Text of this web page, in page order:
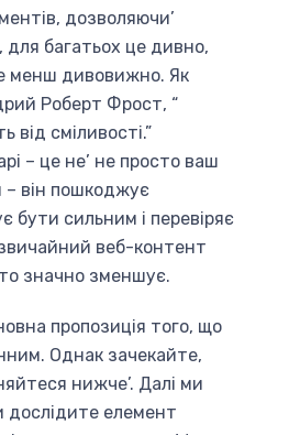
дозволяючи’
для багатьох це дивно,
менш дивовижно. Як
Роберт Фрост, “
від сміливості.”
– це не’ не просто ваш
він пошкоджує
бути сильним і перевіряє
веб-контент
значно зменшує.
пропозиція того, що
Однак зачекайте,
нижче’. Далі ми
елемент